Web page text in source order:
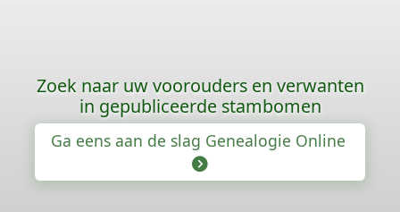
Zoek naar uw voorouders en verwanten
in gepubliceerde stambomen
Ga eens aan de slag Genealogie Online